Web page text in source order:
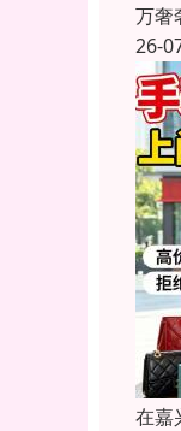
万奢
26-
在嘉